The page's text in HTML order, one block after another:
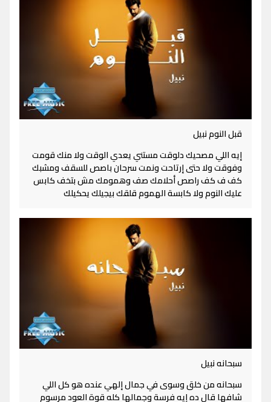
قبل النوم نبيل
إيه اللي مصحيك دلوقت مستني يعدي الوقت ولا منك قومت
وفوقت ولا حتى إرتاحت ونمت سرحان باصص للسقف ومشبك
كف ف كف راصص أحلامك صف وهمومك مش بتخف كابس
عليك النوم ولا كابسة الهموم قلقك بيجيلك يحكيلك
سبحانه نبيل
سبحانه من خلق وسوى في جمال إلهي عنده هو كل اللي
شافها قال ده إيه فرسة وجمالها كله قوة العود مرسوم